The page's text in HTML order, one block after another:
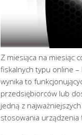
Z miesiąca na miesiąc
fiskalnych typu online
wynika to
przedsiębiorców lub
jedną z
stosowania urządzenia